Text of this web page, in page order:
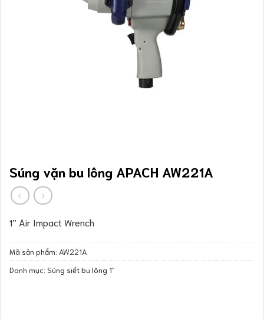
Súng vặn bu lông APACH AW221A
1” Air Impact Wrench
Mã sản phẩm: AW221A
Danh mục: Súng siết bu lông 1"